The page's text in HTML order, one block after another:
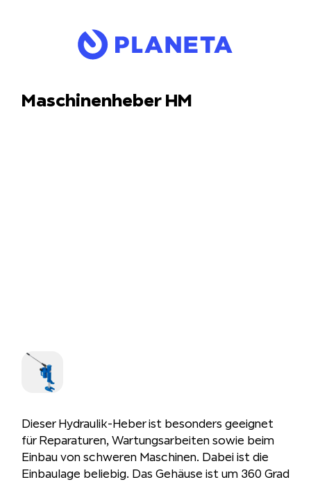
Maschinenheber HM
Dieser Hydraulik-Heber ist besonders geeignet
für Reparaturen, Wartungsarbeiten sowie beim
Einbau von schweren Maschinen. Dabei ist die
Einbaulage beliebig. Das Gehäuse ist um 360 Grad